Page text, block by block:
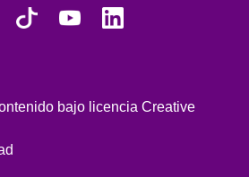
bajo licencia Creative